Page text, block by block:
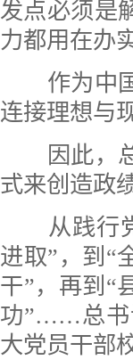
发点必须是
力都用在办
作为中国
连接理想与
因此，总
式来创造政
从践行党
进取”，到“
干”，再到“
功”……总书
大党员干部